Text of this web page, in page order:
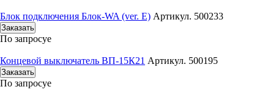
Блок подключения Блок-WA (ver. E) Артикул. 500233
Заказать
По запросуе
Концевой выключатель ВП-15К21 Артикул. 500195
Заказать
По запросуе